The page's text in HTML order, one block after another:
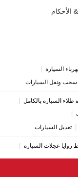
الأحكام
السيارة
سحب ونقل السيارات
طلاء السيارة بالكامل
تعديل السيارات
زوايا عجلات السيارة